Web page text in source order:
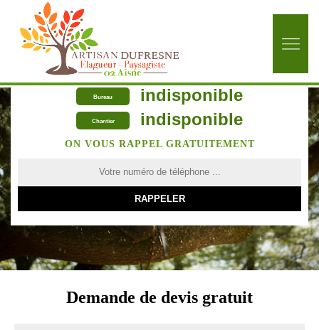
Bureau indisponible
Chantier indisponible
ON VOUS RAPPEL GRATUITEMENT
Demande de devis gratuit